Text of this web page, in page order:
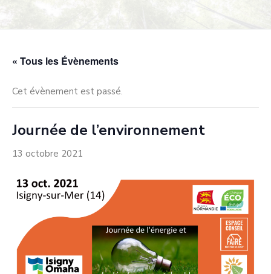
« Tous les Évènements
Cet évènement est passé.
Journée de l’environnement
13 octobre 2021